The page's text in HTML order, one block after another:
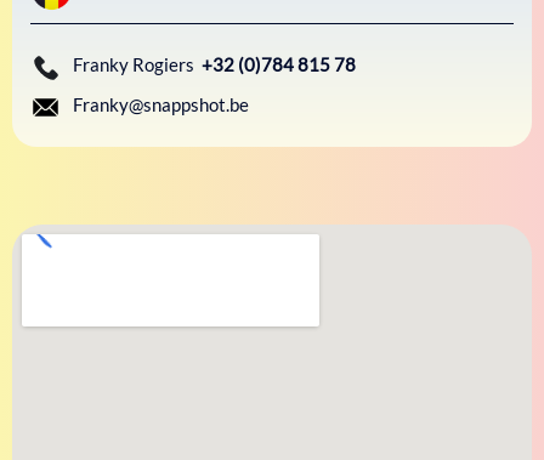
Franky Rogiers +32 (0)784 815 78
Franky@snappshot.be